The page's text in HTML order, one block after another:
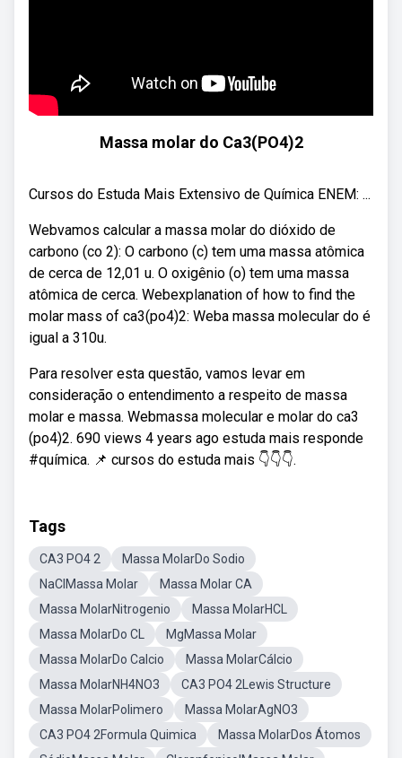
Massa molar do Ca3(PO4)2
Cursos do Estuda Mais Extensivo de Química ENEM: ...
Webvamos calcular a massa molar do dióxido de
carbono (co 2): O carbono (c) tem uma massa atômica
de cerca de 12,01 u. O oxigênio (o) tem uma massa
atômica de cerca. Webexplanation of how to find the
molar mass of ca3(po4)2: Weba massa molecular do é
igual a 310u.
Para resolver esta questão, vamos levar em
consideração o entendimento a respeito de massa
molar e massa. Webmassa molecular e molar do ca3
(po4)2. 690 views 4 years ago estuda mais responde
#química. 📌 cursos do estuda mais 👇👇👇.
Tags
CA3 PO4 2
Massa MolarDo Sodio
NaClMassa Molar
Massa Molar CA
Massa MolarNitrogenio
Massa MolarHCL
Massa MolarDo CL
MgMassa Molar
Massa MolarDo Calcio
Massa MolarCálcio
Massa MolarNH4NO3
CA3 PO4 2Lewis Structure
Massa MolarPolimero
Massa MolarAgNO3
CA3 PO4 2Formula Quimica
Massa MolarDos Átomos